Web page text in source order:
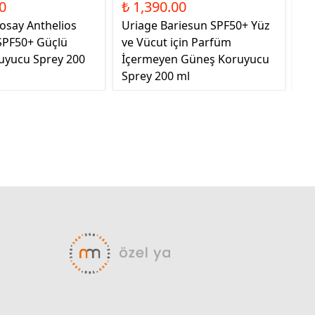
Anthelios
Güçlü
Sprey 200
₺ 1,390.00
Uriage Bariesun SPF50+ Yüz
ve Vücut için Parfüm
İçermeyen Güneş Koruyucu
Sprey 200 ml